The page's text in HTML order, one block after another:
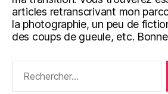
articles retranscrivant mon
la photographie, un peu de
des coups de gueule, etc.